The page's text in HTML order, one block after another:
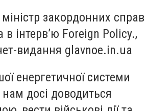
закордонних справ
інтерв’ю Foreign Policy.,
видання glavnoe.in.ua
енергетичної системи
досі доводиться